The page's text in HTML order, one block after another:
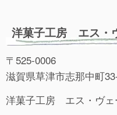
洋菓子工房 エス・
〒525-0006
滋賀県草津市志那中町
洋菓子工房 エス・ヴェ